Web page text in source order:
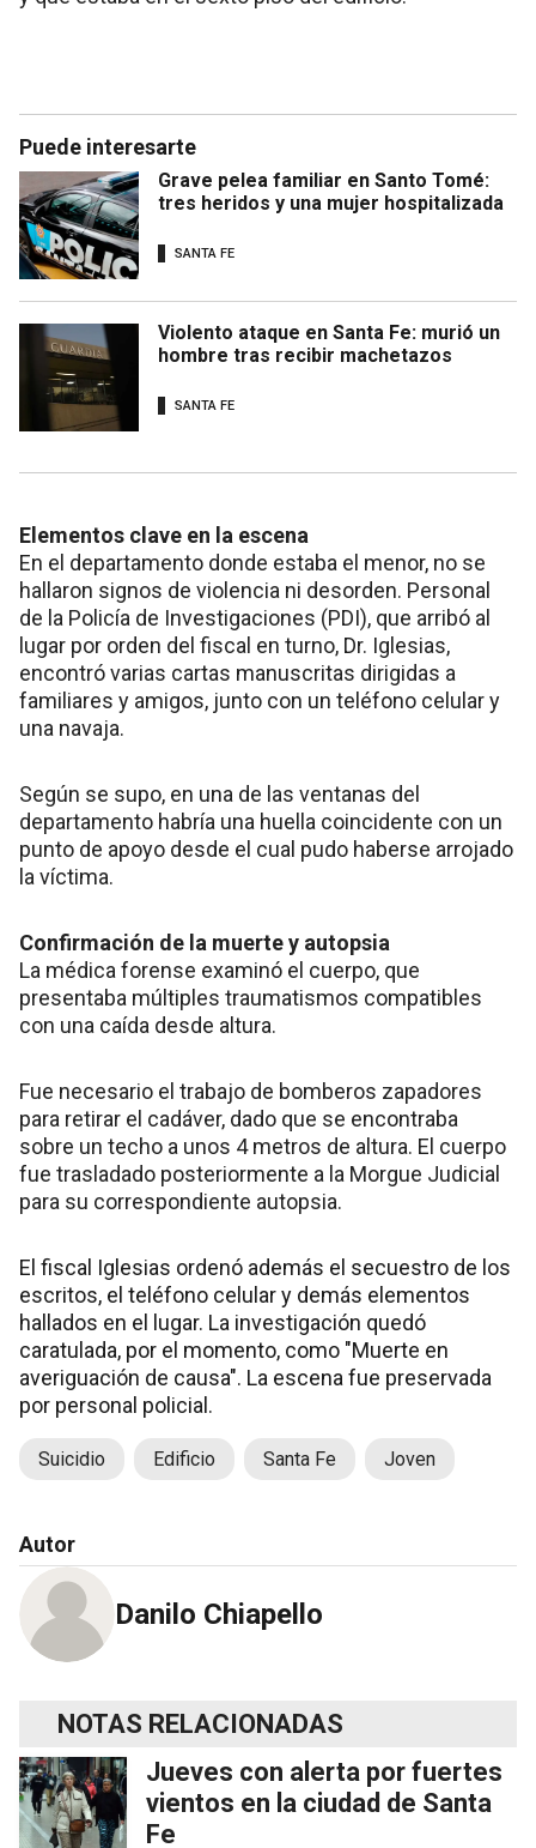
Puede interesarte
Grave pelea familiar en Santo Tomé:
tres heridos y una mujer hospitalizada
SANTA FE
Violento ataque en Santa Fe: murió un
hombre tras recibir machetazos
SANTA FE
Elementos clave en la escena
En el departamento donde estaba el menor, no se
hallaron signos de violencia ni desorden. Personal
de la Policía de Investigaciones (PDI), que arribó al
lugar por orden del fiscal en turno, Dr. Iglesias,
encontró varias cartas manuscritas dirigidas a
familiares y amigos, junto con un teléfono celular y
una navaja.
Según se supo, en una de las ventanas del
departamento habría una huella coincidente con un
punto de apoyo desde el cual pudo haberse arrojado
la víctima.
Confirmación de la muerte y autopsia
La médica forense examinó el cuerpo, que
presentaba múltiples traumatismos compatibles
con una caída desde altura.
Fue necesario el trabajo de bomberos zapadores
para retirar el cadáver, dado que se encontraba
sobre un techo a unos 4 metros de altura. El cuerpo
fue trasladado posteriormente a la Morgue Judicial
para su correspondiente autopsia.
El fiscal Iglesias ordenó además el secuestro de los
escritos, el teléfono celular y demás elementos
hallados en el lugar. La investigación quedó
caratulada, por el momento, como "Muerte en
averiguación de causa". La escena fue preservada
por personal policial.
Suicidio Edificio Santa Fe Joven
Autor
Danilo Chiapello
NOTAS RELACIONADAS
Jueves con alerta por fuertes
vientos en la ciudad de Santa
Fe